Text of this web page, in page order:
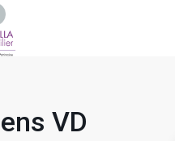
VD